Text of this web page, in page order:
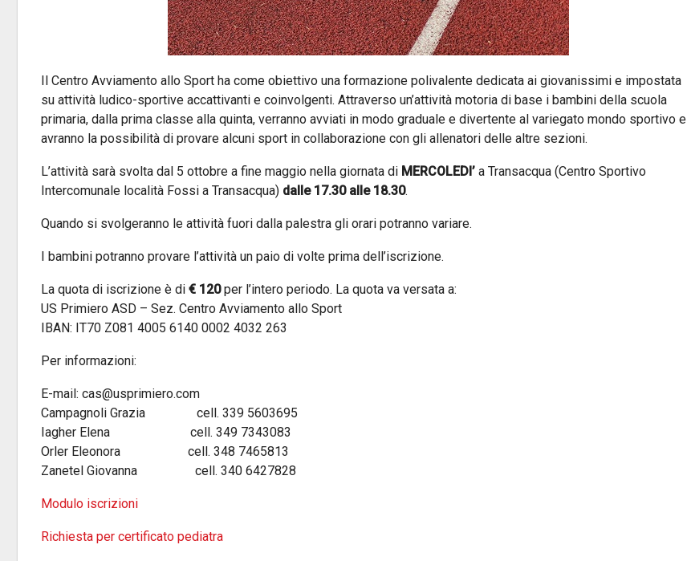
Il Centro Avviamento allo Sport ha come obiettivo una formazione polivalente dedicata ai giovanissimi e impostata
su attività ludico-sportive accattivanti e coinvolgenti. Attraverso un’attività motoria di base i bambini della scuola
primaria, dalla prima classe alla quinta, verranno avviati in modo graduale e divertente al variegato mondo sportivo e
avranno la possibilità di provare alcuni sport in collaborazione con gli allenatori delle altre sezioni.
L’attività sarà svolta dal 5 ottobre a fine maggio nella giornata di MERCOLEDI’ a Transacqua (Centro Sportivo
Intercomunale località Fossi a Transacqua) dalle 17.30 alle 18.30.
Quando si svolgeranno le attività fuori dalla palestra gli orari potranno variare.
I bambini potranno provare l’attività un paio di volte prima dell’iscrizione.
La quota di iscrizione è di € 120per l’intero periodo. La quota va versata a:
US Primiero ASD – Sez. Centro Avviamento allo Sport
IBAN: IT70 Z081 4005 6140 0002 4032 263
Per informazioni:
E-mail: cas@usprimiero.com
Campagnoli Grazia cell. 339 5603695
Iagher Elena cell. 349 7343083
Orler Eleonora cell. 348 7465813
Zanetel Giovanna cell. 340 6427828
Modulo iscrizioni
Richiesta per certificato pediatra